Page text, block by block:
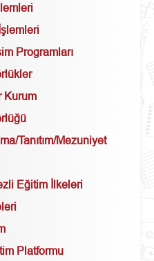
Programları
Kurum
Tanıtım/Mezuniyet
Eğitim İlkeleri
Platformu